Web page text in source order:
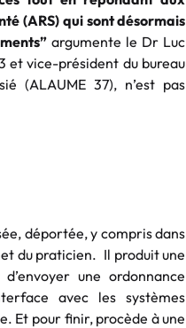
(ARS) qui sont désormais
argumente le Dr Luc
et vice-président du bureau
(ALAUME 37), n’est pas
déportée, y compris dans
du praticien. Il produit une
une ordonnance
avec les systèmes
Et pour finir, procède à une